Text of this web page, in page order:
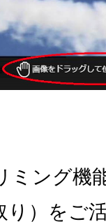
ミング機
り）をご